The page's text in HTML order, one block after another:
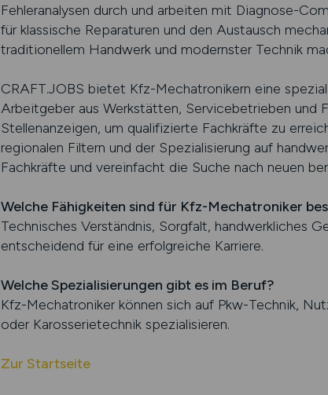
Fehleranalysen durch und arbeiten mit Diagnose-
für klassische Reparaturen und den Austausch
traditionellem Handwerk und modernster Technik
CRAFT.JOBS bietet Kfz-Mechatronikern eine
Arbeitgeber aus Werkstätten, Servicebetrieben und
Stellenanzeigen, um qualifizierte Fachkräfte zu
regionalen Filtern und der Spezialisierung auf
Fachkräfte und vereinfacht die Suche nach neuen
Welche Fähigkeiten sind für Kfz-Mechatroniker
Technisches Verständnis, Sorgfalt, handwerkliches
entscheidend für eine erfolgreiche Karriere.
Welche Spezialisierungen gibt es im Beruf?
Kfz-Mechatroniker können sich auf Pkw-Technik,
oder Karosserietechnik spezialisieren.
Zur Startseite